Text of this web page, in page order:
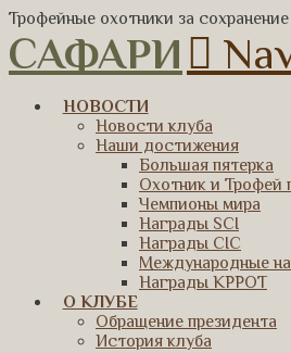
Трофейные охотники за
САФАРИ
НОВОСТИ
Новости клуба
Наши достижения
Большая пятерка
Охотник и Трофей
Чемпионы мира
Награды SCI
Награды CIC
Международные
Награды КРРОТ
О КЛУБЕ
Обращение президента
История клуба